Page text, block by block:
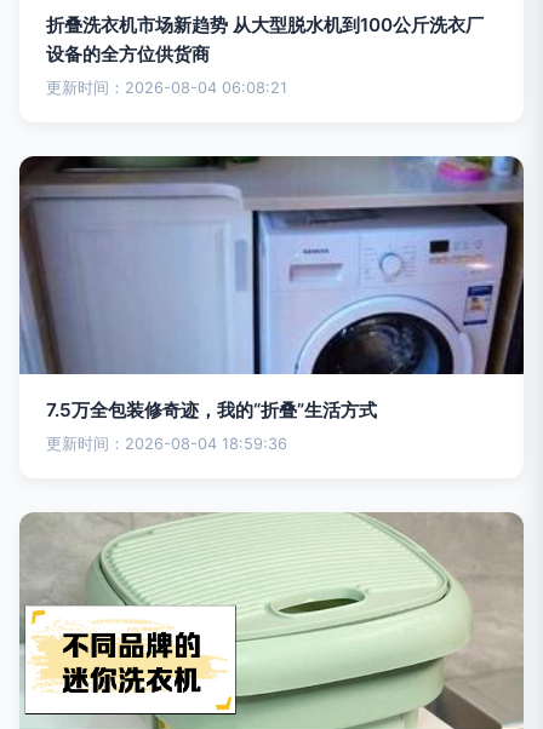
折叠洗衣机市场新趋势 从大型脱水机到100公斤洗衣厂
设备的全方位供货商
更新时间：2026-08-04 06:08:21
7.5万全包装修奇迹，我的“折叠”生活方式
更新时间：2026-08-04 18:59:36